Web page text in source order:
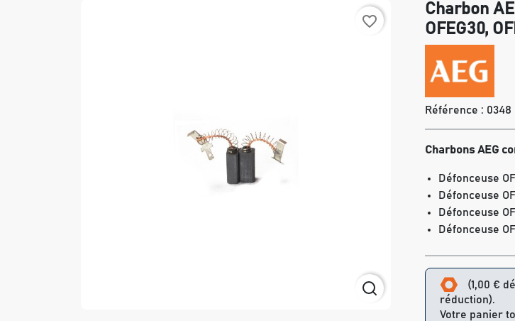
favorite_border
Charbon
OFEG30,
Référence : 0348
Charbons AEG
Défonceuse
Défonceuse
Défonceuse
Défonceuse
(1,00 €
réduction).
Votre panier